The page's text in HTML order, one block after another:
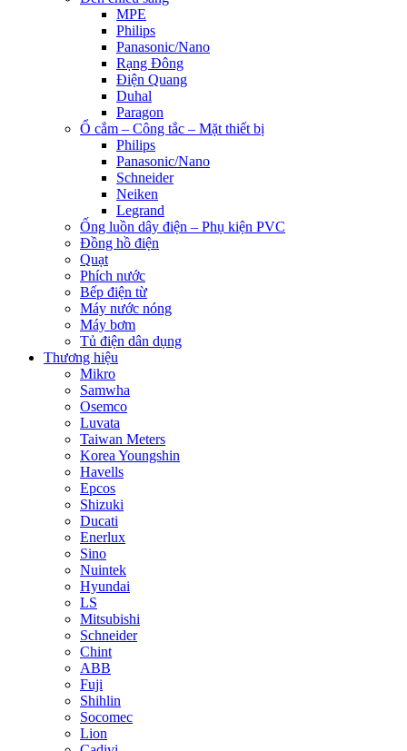
MPE
Philips
Panasonic/Nano
Rạng Đông
Điện Quang
Duhal
Paragon
Ổ cắm – Công tắc – Mặt thiết bị
Philips
Panasonic/Nano
Schneider
Neiken
Legrand
Ống luồn dây điện – Phụ kiện PVC
Đồng hồ điện
Quạt
Phích nước
Bếp điện từ
Máy nước nóng
Máy bơm
Tủ điện dân dụng
Thương hiệu
Mikro
Samwha
Osemco
Luvata
Taiwan Meters
Korea Youngshin
Havells
Epcos
Shizuki
Ducati
Enerlux
Sino
Nuintek
Hyundai
LS
Mitsubishi
Schneider
Chint
ABB
Fuji
Shihlin
Socomec
Lion